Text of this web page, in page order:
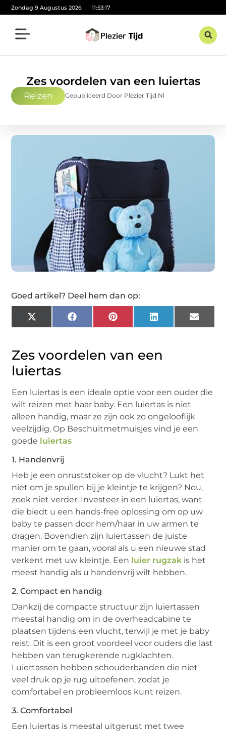
Zondag 9 Augustus 2026 11:53:19
Zes voordelen van een luiertas
Reizen Gepubliceerd Door Plezier Tijd.nl
Goed artikel? Deel hem dan op:
X
(Twitter)
FacebookPinterestLinkedInEmail
Zes voordelen van een
luiertas
Een luiertas is een ideale optie voor een ouder die
wilt reizen met haar baby. Een luiertas is niet
alleen handig, maar ze zijn ook zo ongelooflijk
veelzijdig. Op Beschuitmetmuisjes vind je een
goede luiertas
1. Handenvrij
Heb je een onruststoker op de vlucht? Lukt het
niet om je spullen bij je kleintje te krijgen? Nou,
zoek niet verder. Investeer in een luiertas, want
die biedt u een hands-free oplossing om op uw
baby te passen door hem/haar in uw armen te
dragen. Bovendien zijn luiertassen de juiste
manier om te gaan, vooral als u een nieuwe stad
verkent met uw kleintje. Een luier rugzak is het
meest handig als u handenvrij wilt hebben.
2. Compact en handig
Dankzij de compacte structuur zijn luiertassen
meestal handig om in de overheadcabine te
plaatsen tijdens een vlucht, terwijl je met je baby
reist. Dit is een groot voordeel voor ouders die last
hebben van terugkerende rugklachten.
Luiertassen hebben schouderbanden die niet
veel druk op je rug uitoefenen, zodat je
comfortabel en probleemloos kunt reizen.
3. Comfortabel
Een luiertas is meestal uitgerust met twee